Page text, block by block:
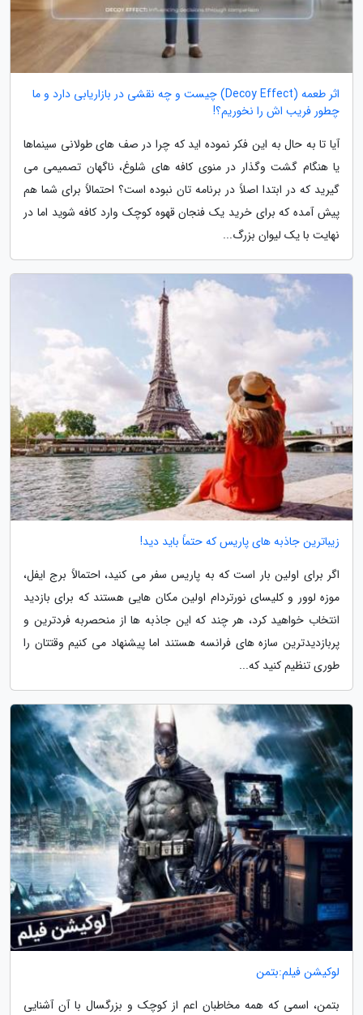
اثر طعمه (Decoy Effect) چیست و چه نقشی در بازاریابی دارد و ما
چطور فریب اش را نخوریم؟!
آیا تا به حال به این فکر نموده اید که چرا در صف های طولانی سینماها
یا هنگام گشت وگذار در منوی کافه های شلوغ، ناگهان تصمیمی می
گیرید که در ابتدا اصلاً در برنامه تان نبوده است؟ احتمالاً برای شما هم
پیش آمده که برای خرید یک فنجان قهوه کوچک وارد کافه شوید اما در
نهایت با یک لیوان بزرگ...
زیباترین جاذبه های پاریس که حتماً باید دید!
اگر برای اولین بار است که به پاریس سفر می کنید، احتمالاً برج ایفل،
موزه لوور و کلیسای نورتردام اولین مکان هایی هستند که برای بازدید
انتخاب خواهید کرد، هر چند که این جاذبه ها از منحصربه فردترین و
پربازدیدترین سازه های فرانسه هستند اما پیشنهاد می کنیم وقتتان را
طوری تنظیم کنید که...
لوکیشن فیلم:بتمن
بتمن، اسمی که همه مخاطبان اعم از کوچک و بزرگسال با آن آشنایی